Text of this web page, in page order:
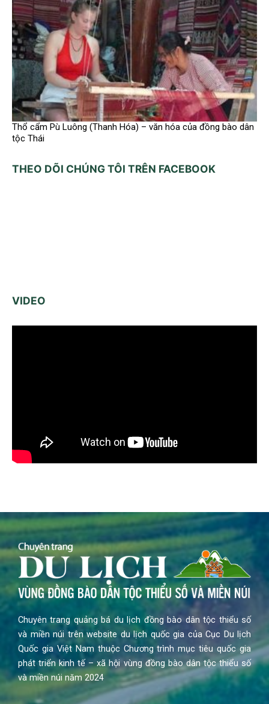
Thổ cẩm Pù Luông (Thanh Hóa) – văn hóa của đồng bào dân
tộc Thái
THEO DÕI CHÚNG TÔI TRÊN FACEBOOK
VIDEO
Chuyên trang quảng bá du lịch đồng bào dân tộc thiểu số
và miền núi trên website du lịch quốc gia của Cục Du lịch
Quốc gia Việt Nam thuộc Chương trình mục tiêu quốc gia
phát triển kinh tế – xã hội vùng đồng bào dân tộc thiểu số
và miền núi năm 2024